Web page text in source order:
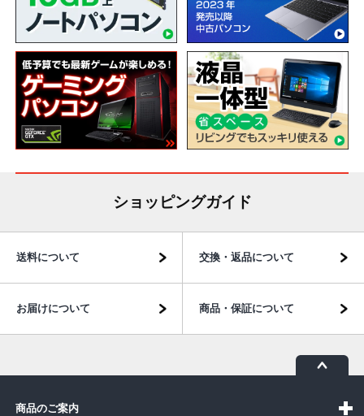
ショッピングガイド
送料について 交換・返品について
お届けについて 商品・保証について
商品のご案内